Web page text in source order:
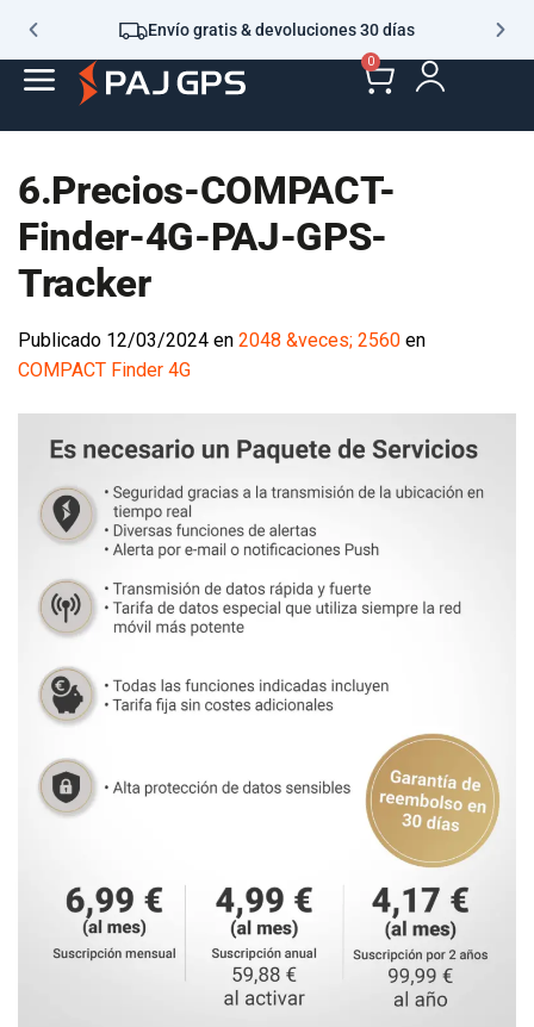
Envío gratis & devoluciones 30 días
0
6.Precios-COMPACT-
Finder-4G-PAJ-GPS-
Tracker
Publicado 12/03/2024 en 2048 &veces; 2560 en
COMPACT Finder 4G